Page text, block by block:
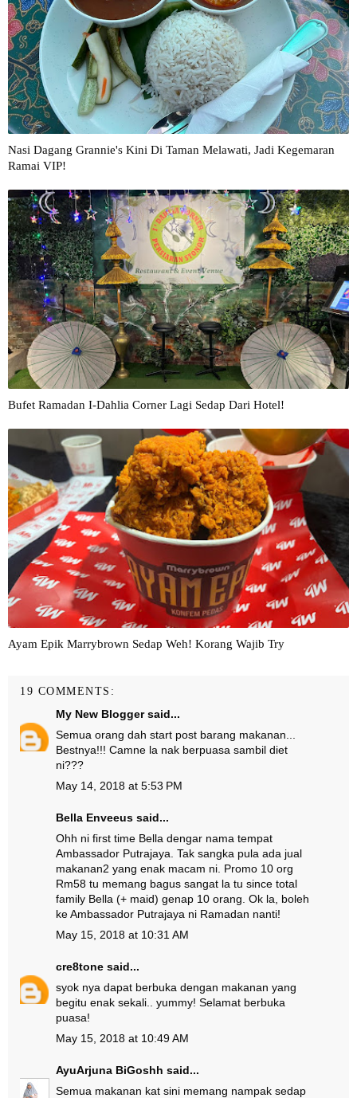
Nasi Dagang Grannie's Kini Di Taman Melawati, Jadi Kegemaran
Ramai VIP!
Bufet Ramadan I-Dahlia Corner Lagi Sedap Dari Hotel!
Ayam Epik Marrybrown Sedap Weh! Korang Wajib Try
19 COMMENTS:
My New Bloggersaid...
Semua orang dah start post barang makanan...
Bestnya!!! Camne la nak berpuasa sambil diet
ni???
May 14, 2018 at 5:53 PM
Bella Enveeus said...
Ohh ni first time Bella dengar nama tempat
Ambassador Putrajaya. Tak sangka pula ada jual
makanan2 yang enak macam ni. Promo 10 org
Rm58 tu memang bagus sangat la tu since total
family Bella (+ maid) genap 10 orang. Ok la, boleh
ke Ambassador Putrajaya ni Ramadan nanti!
May 15, 2018 at 10:31 AM
cre8tone said...
syok nya dapat berbuka dengan makanan yang
begitu enak sekali.. yummy! Selamat berbuka
puasa!
May 15, 2018 at 10:49 AM
AyuArjuna BiGoshh said...
Semua makanan kat sini memang nampak sedap